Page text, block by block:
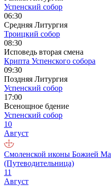
Успенский собор
06:30
Средняя Литургия
Троицкий собор
08:30
Исповедь вторая смена
Крипта Успенского собора
09:30
Поздняя Литургия
Успенский собор
17:00
Всенощное бдение
Успенский собор
10
Август
Смоленской иконы Божией
(Путеводительница)
11
Август